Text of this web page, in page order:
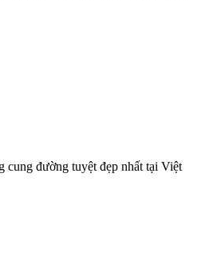
cung đường tuyệt đẹp nhất tại Việt